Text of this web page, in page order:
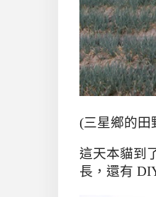
(三星鄉的田
這天本貓到
長，還有